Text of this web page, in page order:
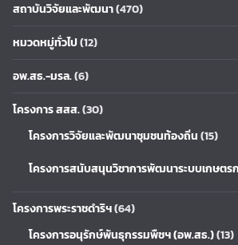
สถาบันวิจัยและพัฒนา(470)
หมวดหมู่ทั่วไป(12)
อพ.สธ.-มรล.(6)
โครงการ สสส.(30)
โครงการวิจัยและพัฒนาชุมชนท้องถิ่น(15)
โครงการสนับสนุนวิชาการพัฒนาระบบเกษตร
โครงการพระราชดำริฯ(64)
โครงการอนุรักษ์พันธุกรรมพืชฯ (อพ.สธ.)(13)